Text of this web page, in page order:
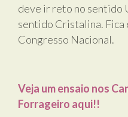
deve ir reto no sentido
sentido Cristalina. Fica
Congresso Nacional.
Veja um ensaio nos
Forrageiro aqui!!